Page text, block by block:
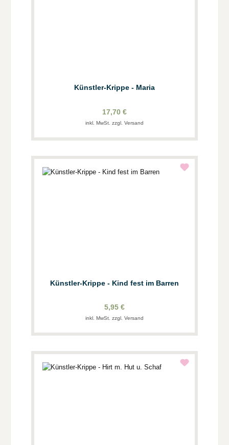
Künstler-Krippe - Maria
17,70 €
inkl. MwSt. zzgl. Versand
Künstler-Krippe - Kind fest im Barren
5,95 €
inkl. MwSt. zzgl. Versand